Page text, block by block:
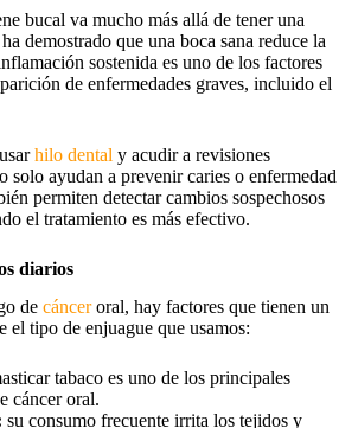
bucal va mucho más allá de tener una
demostrado que una boca sana reduce la
sostenida es uno de los factores
de enfermedades graves, incluido el
hilo dental y acudir a revisiones
solo ayudan a prevenir caries o enfermedad
permiten detectar cambios sospechosos
el tratamiento es más efectivo.
diarios
de cánceroral, hay factores que tienen un
el tipo de enjuague que usamos:
tabaco es uno de los principales
cáncer oral.
su consumo frecuente irrita los tejidos y